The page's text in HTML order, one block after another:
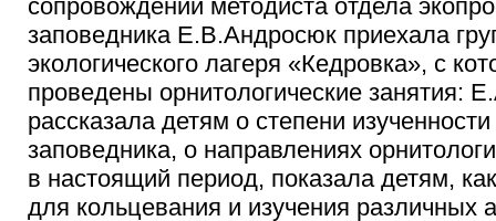
сопровождении методиста отдела
заповедника Е.В.Андросюк приехала
экологического лагеря «Кедровка», с
проведены орнитологические занятия:
рассказала детям о степени
заповедника, о направлениях
в настоящий период, показала детям,
для кольцевания и изучения различных